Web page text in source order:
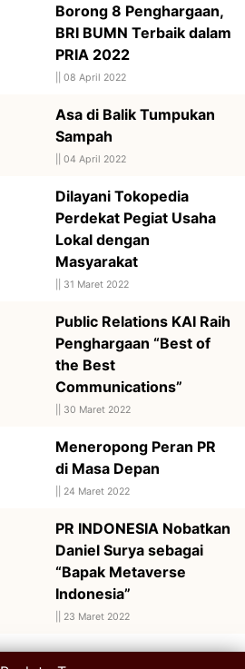
Borong 8 Penghargaan,
BRI BUMN Terbaik dalam
PRIA 2022
08 April 2022
Asa di Balik Tumpukan
Sampah
04 April 2022
Dilayani Tokopedia
Perdekat Pegiat Usaha
Lokal dengan
Masyarakat
31 Maret 2022
Public Relations KAI Raih
Penghargaan “Best of
the Best
Communications”
30 Maret 2022
Meneropong Peran PR
di Masa Depan
24 Maret 2022
PR INDONESIA Nobatkan
Daniel Surya sebagai
“Bapak Metaverse
Indonesia”
23 Maret 2022